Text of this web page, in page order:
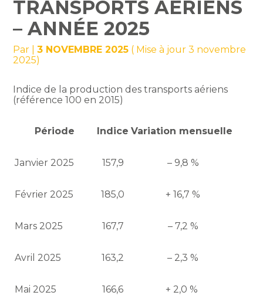
TRANSPORTS AÉRIENS
– ANNÉE 2025
Par |3 NOVEMBRE 2025 ( Mise à jour 3 novembre
2025)
Indice de la production des transports aériens
(référence 100 en 2015)
Période Indice Variation mensuelle
Janvier 2025 157,9 – 9,8 %
Février 2025 185,0 + 16,7 %
Mars 2025 167,7 – 7,2 %
Avril 2025 163,2 – 2,3 %
Mai 2025 166,6 + 2,0 %